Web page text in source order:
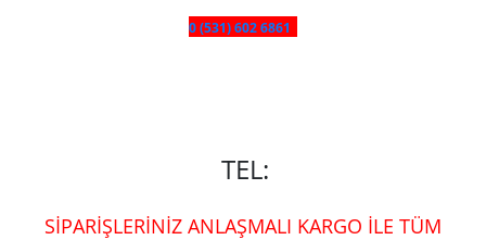
0 (531) 602 6861
TEL:
SİPARİŞLERİNİZ ANLAŞMALI KARGO İLE TÜM